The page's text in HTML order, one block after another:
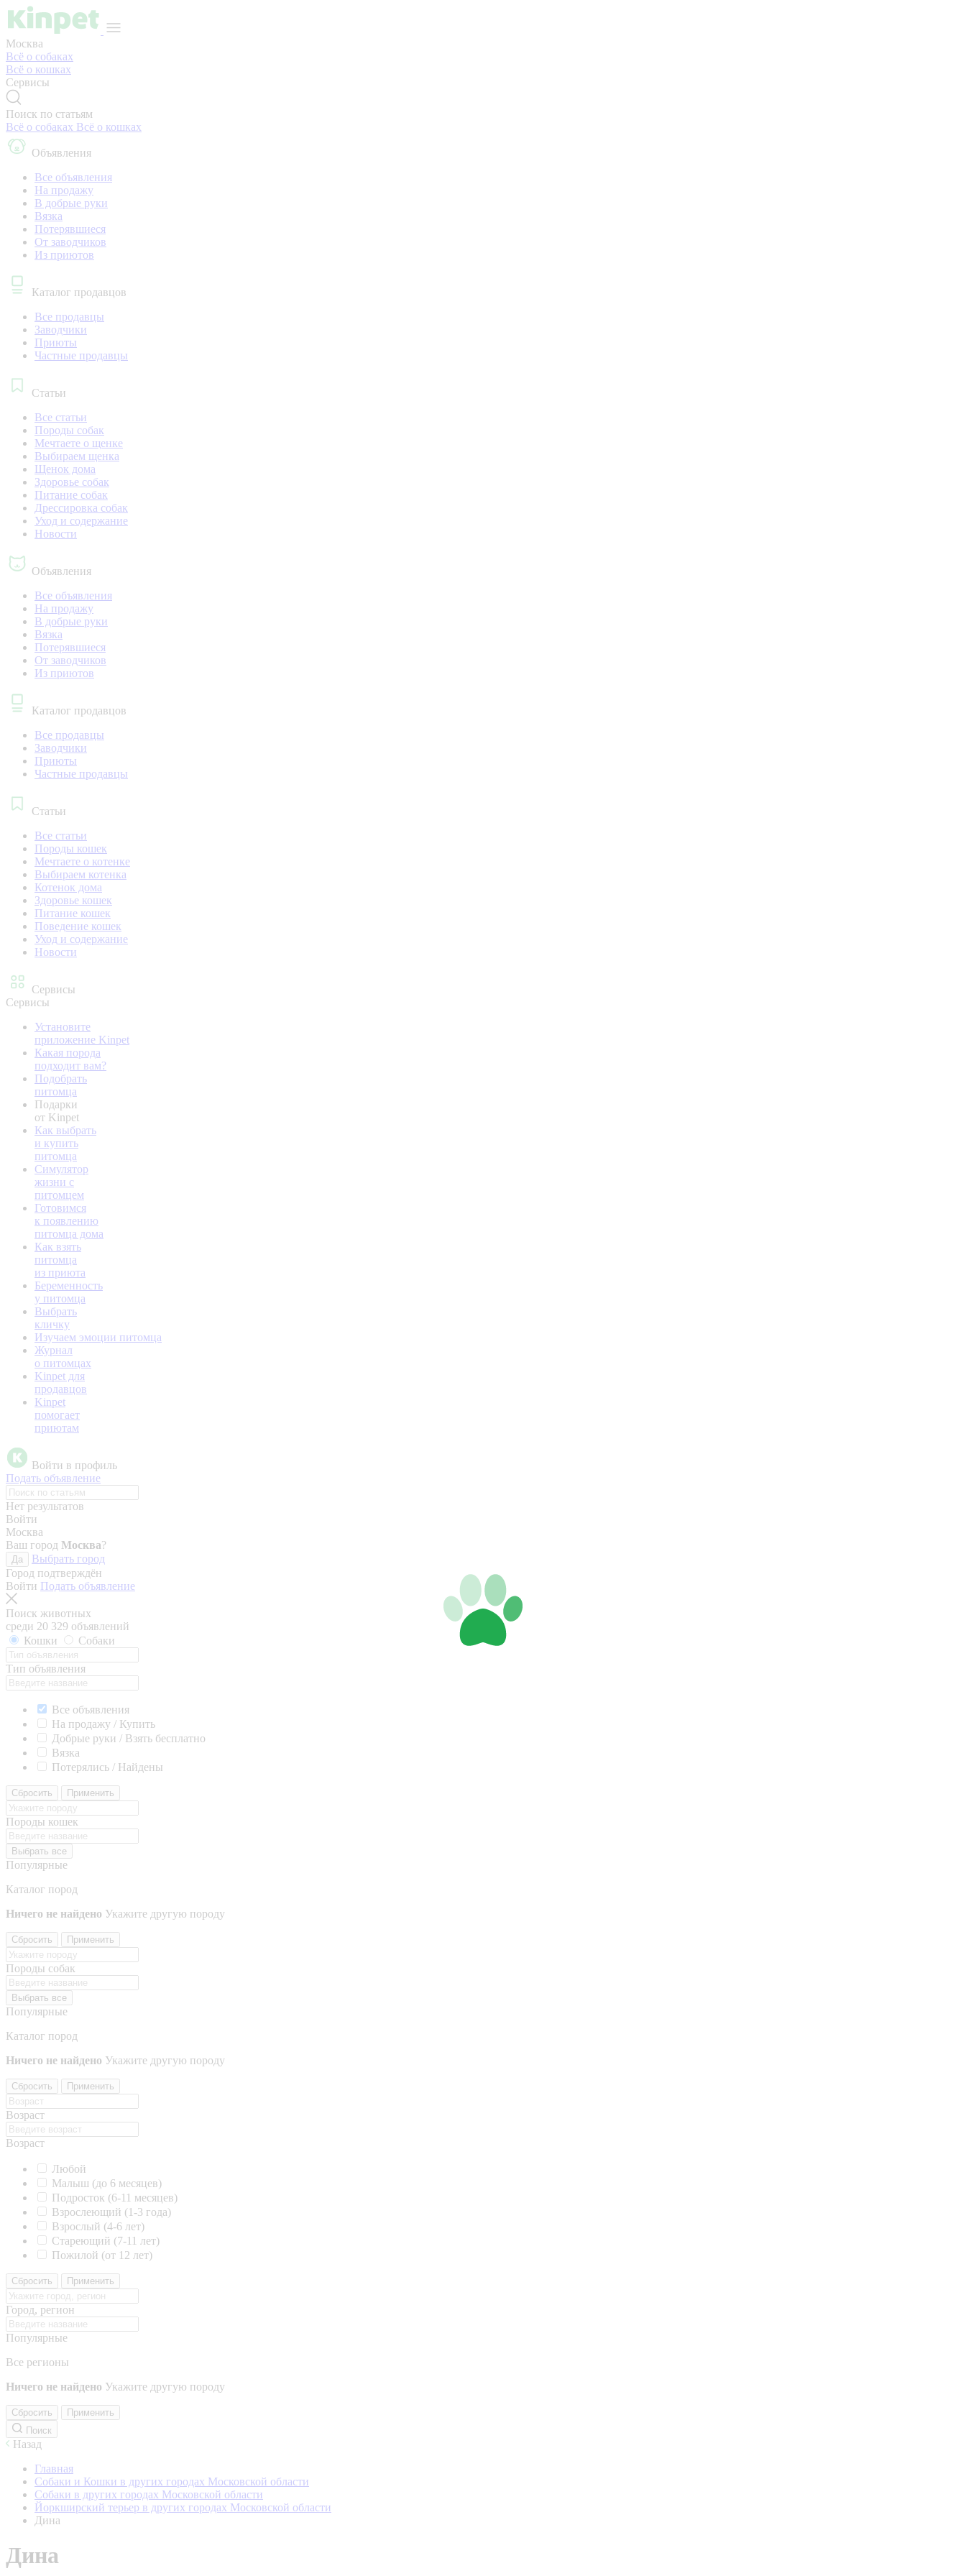
Москва
Всё о собаках
Всё о кошках
Сервисы
Поиск по статьям
Всё о собаках Всё о кошках
Объявления
Все объявления
На продажу
В добрые руки
Вязка
Потерявшиеся
От заводчиков
Из приютов
Каталог продавцов
Все продавцы
Заводчики
Приюты
Частные продавцы
Статьи
Все статьи
Породы собак
Мечтаете о щенке
Выбираем щенка
Щенок дома
Здоровье собак
Питание собак
Дрессировка собак
Уход и содержание
Новости
Объявления
Все объявления
На продажу
В добрые руки
Вязка
Потерявшиеся
От заводчиков
Из приютов
Каталог продавцов
Все продавцы
Заводчики
Приюты
Частные продавцы
Статьи
Все статьи
Породы кошек
Мечтаете о котенке
Выбираем котенка
Котенок дома
Здоровье кошек
Питание кошек
Поведение кошек
Уход и содержание
Новости
Сервисы
Сервисы
Установите
приложение Kinpet
Какая порода
подходит вам?
Подобрать
питомца
Подарки
от Kinpet
Как выбрать
и купить
питомца
Симулятор
жизни с
питомцем
Готовимся
к появлению
питомца дома
Как взять
питомца
из приюта
Беременность
у питомца
Выбрать
кличку
Изучаем эмоции питомца
Журнал
о питомцах
Kinpet для
продавцов
Kinpet
помогает
приютам
Войти в профиль
Подать объявление
Нет результатов
Войти
Москва
Ваш город Москва?
Да
Выбрать город
Город подтверждён
Войти Подать объявление
Поиск животных
среди 20 329 объявлений
Кошки
Собаки
Тип объявления
Все объявления
На продажу / Купить
Добрые руки / Взять бесплатно
Вязка
Потерялись / Найдены
Сбросить Применить
Породы кошек
Выбрать все
Популярные
Каталог пород
Ничего не найдено Укажите другую породу
Сбросить Применить
Породы собак
Выбрать все
Популярные
Каталог пород
Ничего не найдено Укажите другую породу
Сбросить Применить
Возраст
Возраст
Любой
Малыш (до 6 месяцев)
Подросток (6-11 месяцев)
Взрослеющий (1-3 года)
Взрослый (4-6 лет)
Стареющий (7-11 лет)
Пожилой (от 12 лет)
Сбросить Применить
Город, регион
Популярные
Все регионы
Ничего не найдено Укажите другую породу
Сбросить
Применить
Поиск
Назад
Главная
Собаки и Кошки в других городах Московской области
Собаки в других городах Московской области
Йоркширский терьер в других городах Московской области
Дина
Дина